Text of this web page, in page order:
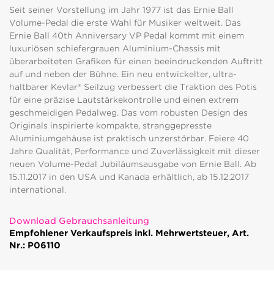
Seit seiner Vorstellung im Jahr 1977 ist das Ernie Ball
Volume-Pedal die erste Wahl für Musiker weltweit. Das
Ernie Ball 40th Anniversary VP Pedal kommt mit einem
luxuriösen schiefergrauen Aluminium-Chassis mit
überarbeiteten Grafiken für einen beeindruckenden Auftritt
auf und neben der Bühne. Ein neu entwickelter, ultra-
haltbarer Kevlar® Seilzug verbessert die Traktion des Potis
für eine präzise Lautstärkekontrolle und einen extrem
geschmeidigen Pedalweg. Das vom robusten Design des
Originals inspirierte kompakte, stranggepresste
Aluminiumgehäuse ist praktisch unzerstörbar. Feiere 40
Jahre Qualität, Performance und Zuverlässigkeit mit dieser
neuen Volume-Pedal Jubiläumsausgabe von Ernie Ball. Ab
15.11.2017 in den USA und Kanada erhältlich, ab 15.12.2017
international.
Download Gebrauchsanleitung
Empfohlener Verkaufspreis inkl. Mehrwertsteuer, Art.
Nr.: P06110